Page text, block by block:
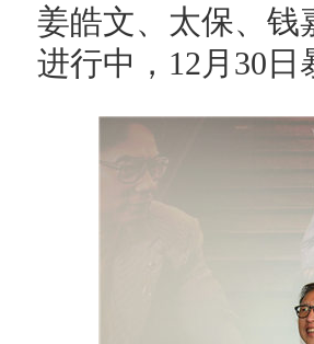
姜皓文、太保、钱
进行中，12月30日